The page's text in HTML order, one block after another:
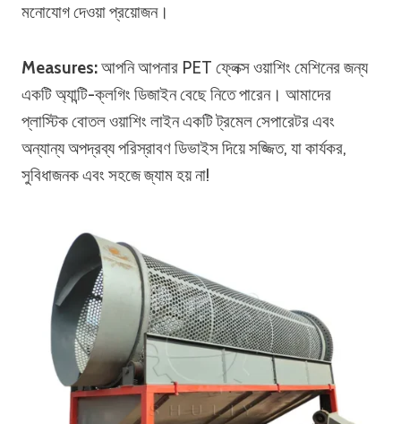
মনোযোগ দেওয়া প্রয়োজন।
Measures:আপনি আপনার PET ফ্লেক্স ওয়াশিং মেশিনের জন্য
একটি অ্যান্টি-ক্লগিং ডিজাইন বেছে নিতে পারেন। আমাদের
প্লাস্টিক বোতল ওয়াশিং লাইন একটি ট্রমেল সেপারেটর এবং
অন্যান্য অপদ্রব্য পরিস্রাবণ ডিভাইস দিয়ে সজ্জিত, যা কার্যকর,
সুবিধাজনক এবং সহজে জ্যাম হয় না!